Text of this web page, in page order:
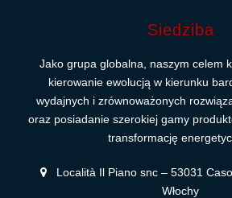
Siedziba
Jako grupa globalna, naszym celem
kierowanie ewolucją w kierunku
wydajnych i zrównoważonych
oraz posiadanie szerokiej gamy
transformację
Località Il Piano snc – 53031
Włochy